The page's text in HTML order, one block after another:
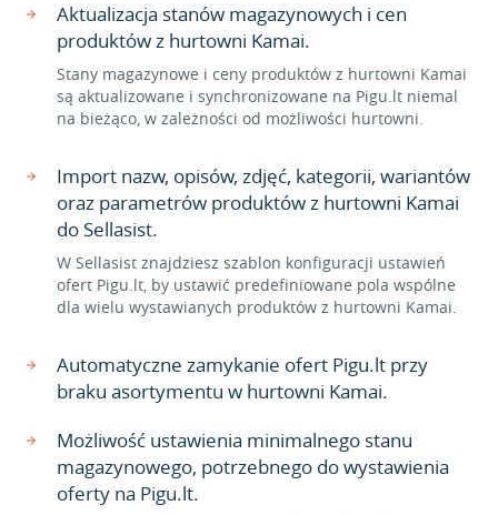
Aktualizacja stanów magazynowych i cen
produktów z hurtowni Kamai.
Stany magazynowe i ceny produktów z hurtowni Kamai
są aktualizowane i synchronizowane na Pigu.lt niemal
na bieżąco, w zależności od możliwości hurtowni.
Import nazw, opisów, zdjęć, kategorii, wariantów
oraz parametrów produktów z hurtowni Kamai
do Sellasist.
W Sellasist znajdziesz szablon konfiguracji ustawień
ofert Pigu.lt, by ustawić predefiniowane pola wspólne
dla wielu wystawianych produktów z hurtowni Kamai.
Automatyczne zamykanie ofert Pigu.lt przy
braku asortymentu w hurtowni Kamai.
Możliwość ustawienia minimalnego stanu
magazynowego, potrzebnego do wystawienia
oferty na Pigu.lt.